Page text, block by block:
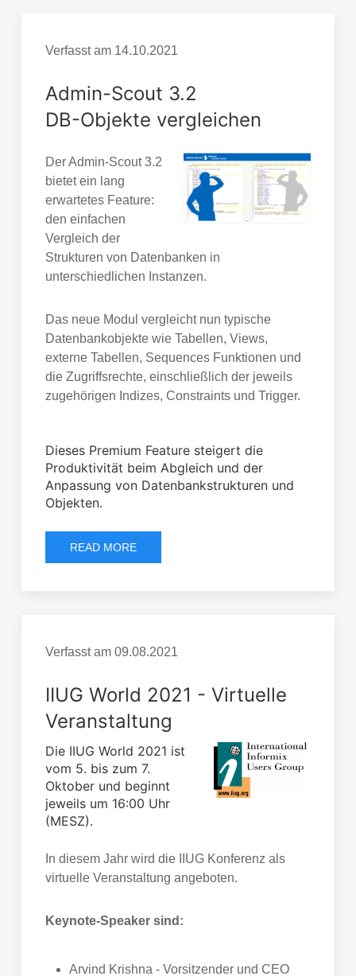
Verfasst am 14.10.2021
Admin-Scout 3.2
DB-Objekte vergleichen
Der Admin-Scout 3.2
bietet ein lang
erwartetes Feature:
den einfachen
Vergleich der
Strukturen von Datenbanken in
unterschiedlichen Instanzen.
Das neue Modul vergleicht nun typische
Datenbankobjekte wie Tabellen, Views,
externe Tabellen, Sequences Funktionen und
die Zugriffsrechte, einschließlich der jeweils
zugehörigen Indizes, Constraints und Trigger.
Dieses Premium Feature steigert die
Produktivität beim Abgleich und der
Anpassung von Datenbankstrukturen und
Objekten.
READ MORE
Verfasst am 09.08.2021
IIUG World 2021 - Virtuelle
Veranstaltung
Die IIUG World 2021 ist
vom 5. bis zum 7.
Oktober und beginnt
jeweils um 16:00 Uhr
(MESZ).
In diesem Jahr wird die IIUG Konferenz als
virtuelle Veranstaltung angeboten.
Keynote-Speaker sind:
Arvind Krishna - Vorsitzender und CEO